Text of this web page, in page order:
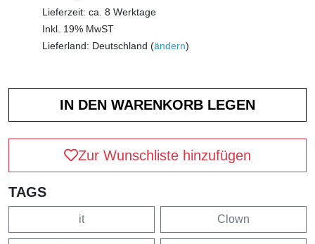
Lieferzeit: ca. 8 Werktage
Inkl. 19% MwST
Lieferland: Deutschland (ändern)
Zur Wunschliste hinzufügen
TAGS
it Clown